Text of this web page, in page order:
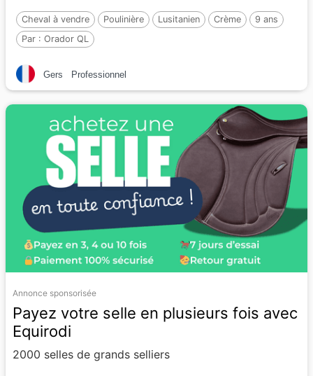
Cheval à vendre Poulinière Lusitanien Crème
9 ans
Par : Orador QL
Gers Professionnel
Annonce sponsorisée
Payez votre selle en plusieurs fois avec
Equirodi
2000 selles de grands selliers